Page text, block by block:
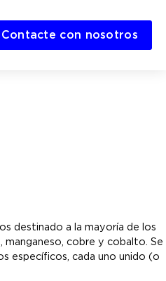
Contacte con nosotros
destinado a la mayoría de los
manganeso, cobre y cobalto. Se
específicos, cada uno unido (o